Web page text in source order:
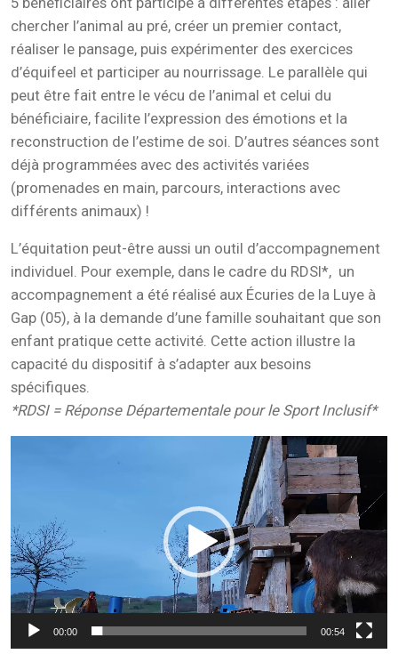
chercher l’animal au pré, créer un premier contact,
réaliser le pansage, puis expérimenter des exercices
d’équifeel et participer au nourrissage. Le parallèle qui
peut être fait entre le vécu de l’animal et celui du
bénéficiaire, facilite l’expression des émotions et la
reconstruction de l’estime de soi. D’autres séances sont
déjà programmées avec des activités variées
(promenades en main, parcours, interactions avec
différents animaux) !
L’équitation peut-être aussi un outil d’accompagnement
individuel. Pour exemple, dans le cadre du RDSI*, un
accompagnement a été réalisé aux Écuries de la Luye à
Gap (05), à la demande d’une famille souhaitant que son
enfant pratique cette activité. Cette action illustre la
capacité du dispositif à s’adapter aux besoins
spécifiques.
*RDSI = Réponse Départementale pour le Sport Inclusif*
00:00 00:54